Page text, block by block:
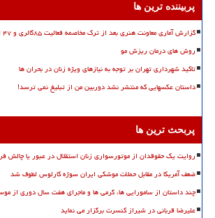
پربیننده ترین ها
گزارش آماری معاونت هنری بعد از ترک مخاصمه فعالیت ۸۵گالری و ۴۷ اجرای موسیقی
روش های درمان ریزش مو
تاکید شهرداری تهران بر توجه به نیازهای ویژه زنان در بحران ها
داستان عکسهایی که منتشر نشد دوربین من از تبلیغ نمی ترسد!
پربحث ترین ها
روایت یک حقوقدان از موتورسواری زنان استقلال در عبور یا چالش
ضعف آمریکا در مقابل حملات موشکی ایران سوژه کارلوس لطوف شد
چند داستان از سامورایی ها، گرمی ها و ماجرای هفت سال دوری از
علیرضا قربانی در شیراز کنسرت برگزار می نماید